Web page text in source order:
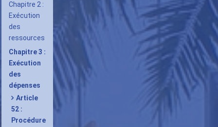
Chapitre 2 :
Exécution
des
ressources
Chapitre 3 :
Exécution
des
dépenses
Article
52 :
Procédure